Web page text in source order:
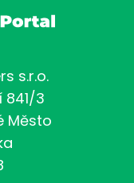
s.r.o.
3
Město